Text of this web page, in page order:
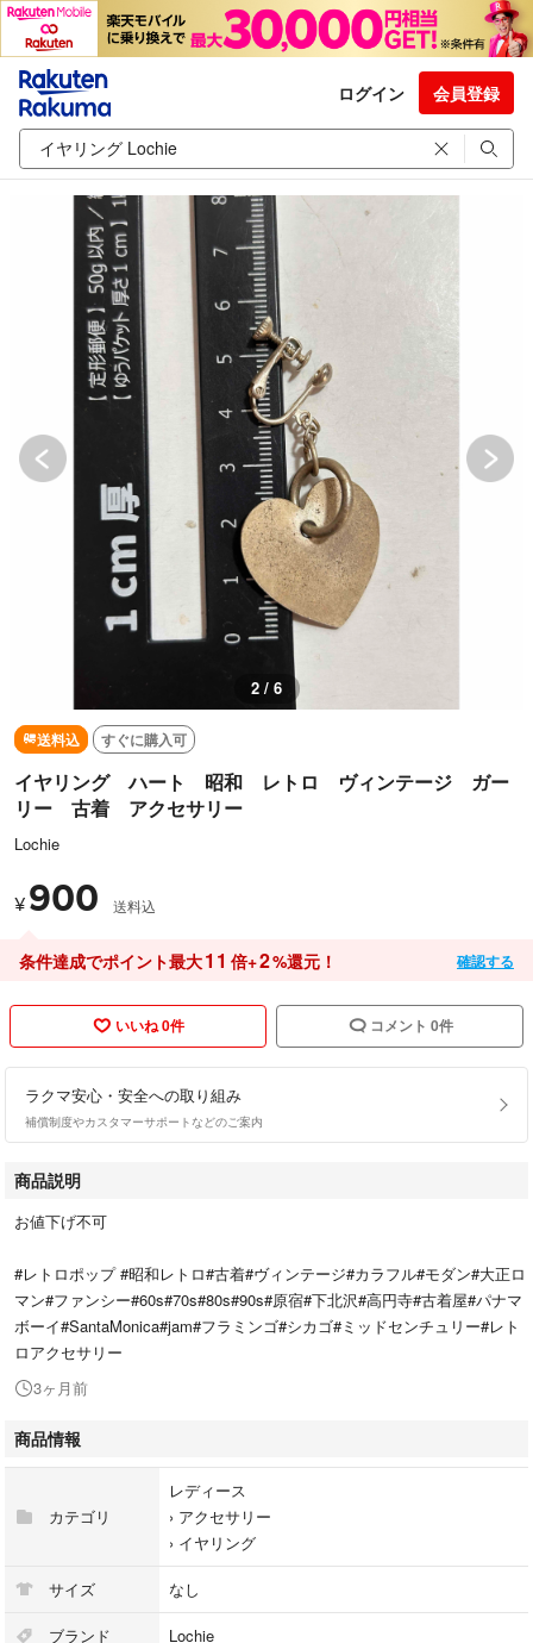
ログイン 会員登録
3 / 6
送料込 すぐに購入可
イヤリング ハート 昭和 レトロ ヴィンテージ ガー
リー 古着 アクセサリー
Lochie
¥ 900 送料込
条件達成でポイント最大11 倍+2%還元！ 確認する
いいね 0件 コメント 0件
ラクマ安心・安全への取り組み
補償制度やカスタマーサポートなどのご案内
商品説明
お値下げ不可
#レトロポップ #昭和レトロ#古着#ヴィンテージ#カラフル#モダン#大正ロ
マン#ファンシー#60s#70s#80s#90s#原宿#下北沢#高円寺#古着屋#パナマ
ボーイ#SantaMonica#jam#フラミンゴ#シカゴ#ミッドセンチュリー#レト
ロアクセサリー
3ヶ月前
商品情報
カテゴリ
レディース
› アクセサリー
› イヤリング
サイズ なし
ブランド Lochie